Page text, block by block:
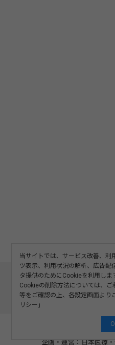
このサイトについて
記事の二次利用について
プラ
運
©2008-2026
企画・運営：日本医療
当サイトでは、サービス改善、利
ツ表示、利用状況の解析、広告配
タ提供のためにCookieを利用しま
Cookieの削除方法については、
等をご確認の上、各設定画面より
リシー 」